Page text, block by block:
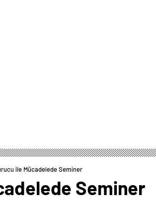
ile Mücadelede Seminer
Seminer